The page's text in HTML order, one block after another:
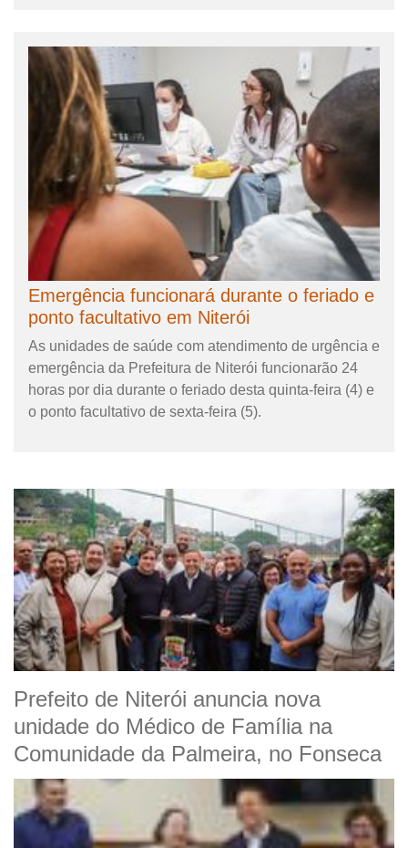
Emergência funcionará durante o feriado e
ponto facultativo em Niterói
As unidades de saúde com atendimento de urgência e
emergência da Prefeitura de Niterói funcionarão 24
horas por dia durante o feriado desta quinta-feira (4) e
o ponto facultativo de sexta-feira (5).
Prefeito de Niterói anuncia nova
unidade do Médico de Família na
Comunidade da Palmeira, no Fonseca